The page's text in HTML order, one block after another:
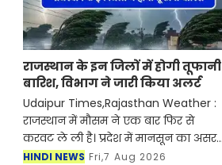
राजस्थान के इन जिलों में होगी तूफानी
बारिश, विभाग ने जारी किया अलर्ट
Udaipur Times,Rajasthan Weather :
राजस्थान में मौसम ने एक बार फिर से
करवट ले ली है। प्रदेश में मानसून का असर
दिखाई दे रहा है। मौसम विभाग ने बताया की
HINDI NEWS Fri,7 Aug 2026